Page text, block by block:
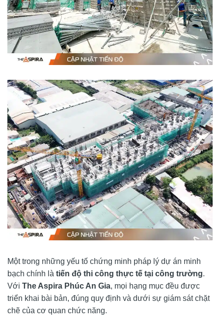
Một trong những yếu tố chứng minh pháp lý dự án minh
bạch chính là tiến độ thi công thực tế tại công trường.
Với The Aspira Phúc An Gia, mọi hạng mục đều được
triển khai bài bản, đúng quy định và dưới sự giám sát chặt
chẽ của cơ quan chức năng.